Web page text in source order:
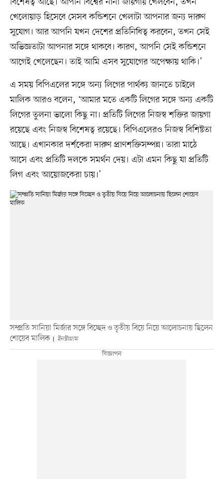
খেলোয়াড় হিসেবে সেসব কন্ডিশনে খেলাটা আপনার জন্য দারুণ
সুযোগ। আর আপনি যখন দেশের প্রতিনিধিত্ব করবেন, তখন সেই
অভিজ্ঞতাটা আপনার সঙ্গে থাকবে। কারণ, আপনি সেই কন্ডিশনে
আগেই খেলেছেন। তাই আমি এসব সুযোগের অপেক্ষায় থাকি।’
এ সময় বিপিএলের সঙ্গে অন্য লিগের পার্থক্য জানতে চাইলে
মালিক আরও বলেন, ‘আমার মতে একটি লিগের সঙ্গে অন্য একটি
লিগের তুলনা ভালো কিছু না। প্রতিটি লিগের নিজস্ব শক্তির জায়গা
রয়েছে এবং নিজস্ব বিশেষত্ব রয়েছে। বিপিএলেরও নিজস্ব বিশিষ্টতা
আছে। এখানকার দর্শকেরা দারুণ প্রাণশক্তিসম্পন্ন। তারা মাঠে
আসে এবং প্রতিটি দলকে সমর্থন দেয়। এটা এমন কিছু যা প্রতিটি
লিগ এবং আয়োজকেরা চায়।’
সম্প্রতি সানিয়া মির্জার সঙ্গে বিচ্ছেদ ও তৃতীয় বিয়ে নিয়ে আলোচনায় ছিলেন
শোয়েব মালিক
ইনস্টাগ্রাম